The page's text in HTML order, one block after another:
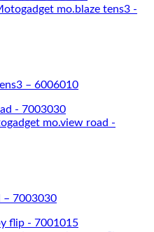
– 6006010
– 7003030